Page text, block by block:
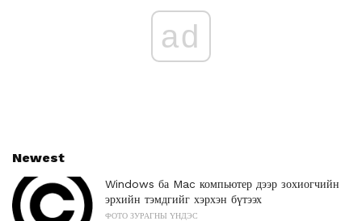
ad
Newest
Windows ба Mac компьютер дээр зохиогчийн
эрхийн тэмдгийг хэрхэн бүтээх
ФОТО ЗУРАГНЫ ҮНДЭС